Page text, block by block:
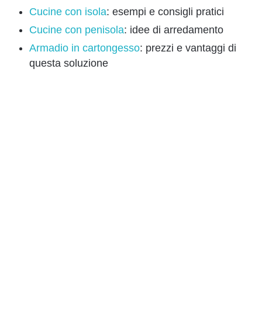
Cucine con isola: esempi e consigli pratici
Cucine con penisola: idee di arredamento
Armadio in cartongesso: prezzi e vantaggi di
questa soluzione